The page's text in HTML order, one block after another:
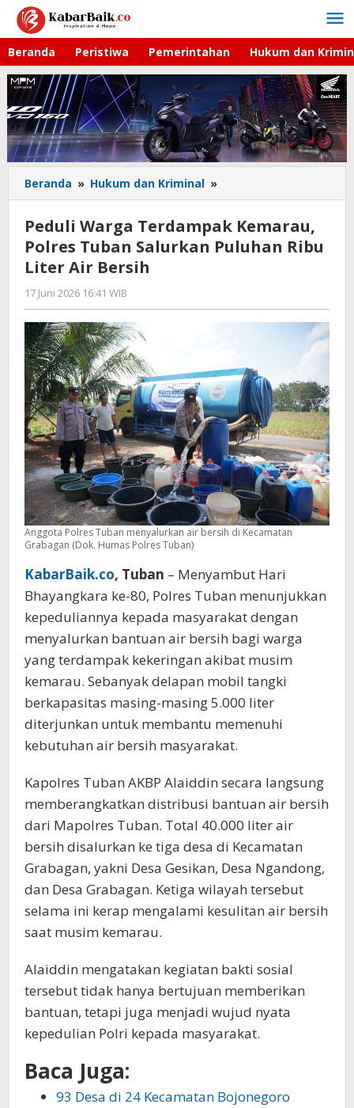
Lewati
konten
Beranda Peristiwa Pemerintahan Hukum dan
Beranda » Hukum dan Kriminal »
Warga
Terdampak
Kemarau,
Polres
Bersih
Peduli Warga Terdampak Kemarau,
Polres Tuban Salurkan Puluhan Ribu
Liter Air Bersih
17 Juni 2026 16:41 WIB
Imam
Anggota Polres Tuban menyalurkan air bersih di Kecamatan
Grabagan (Dok. Humas Polres Tuban)
KabarBaik.co, Tuban – Menyambut Hari
Bhayangkara ke-80, Polres Tuban menunjukkan
kepeduliannya kepada masyarakat dengan
menyalurkan bantuan air bersih bagi warga
yang terdampak kekeringan akibat musim
kemarau. Sebanyak delapan mobil tangki
berkapasitas masing-masing 5.000 liter
diterjunkan untuk membantu memenuhi
kebutuhan air bersih masyarakat.
Kapolres Tuban AKBP Alaiddin secara langsung
memberangkatkan distribusi bantuan air bersih
dari Mapolres Tuban. Total 40.000 liter air
bersih disalurkan ke tiga desa di Kecamatan
Grabagan, yakni Desa Gesikan, Desa Ngandong,
dan Desa Grabagan. Ketiga wilayah tersebut
selama ini kerap mengalami kesulitan air bersih
saat musim kemarau.
Alaiddin mengatakan kegiatan bakti sosial
tersebut tidak hanya bertujuan memberikan
bantuan, tetapi juga menjadi wujud nyata
kepedulian Polri kepada masyarakat.
Baca Juga:
93 Desa di 24 Kecamatan Bojonegoro